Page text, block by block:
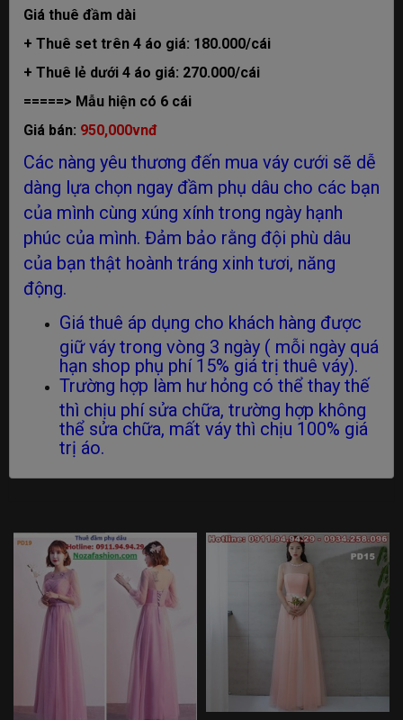
Giá thuê đầm dài
+ Thuê set trên 4 áo giá: 180.000/cái
+ Thuê lẻ dưới 4 áo giá: 270.000/cái
=====> Mẫu hiện có 6 cái
Giá bán: 950,000vnđ
Các nàng yêu thương đến mua váy cưới sẽ dễ
dàng lựa chọn ngay đầm phụ dâu cho các bạn
của mình cùng xúng xính trong ngày hạnh
phúc của mình. Đảm bảo rằng đội phù dâu
của bạn thật hoành tráng xinh tươi, năng
động.
Giá thuê áp dụng cho khách hàng được
giữ váy trong vòng 3 ngày ( mỗi ngày quá
hạn shop phụ phí 15% giá trị thuê váy).
Trường hợp làm hư hỏng có thể thay thế
thì chịu phí sửa chữa, trường hợp không
thể sửa chữa, mất váy thì chịu 100% giá
trị áo.